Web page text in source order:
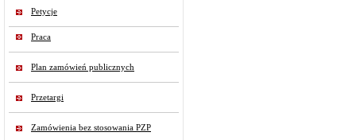
Petycje
Praca
Plan zamówień publicznych
Przetargi
Zamówienia bez stosowania PZP